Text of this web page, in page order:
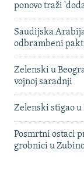
ponovo traži
Saudijska
odbrambeni pakt
Zelenski u
vojnoj saradnji
Zelenski stigao u
Posmrtni ostaci
grobnici u